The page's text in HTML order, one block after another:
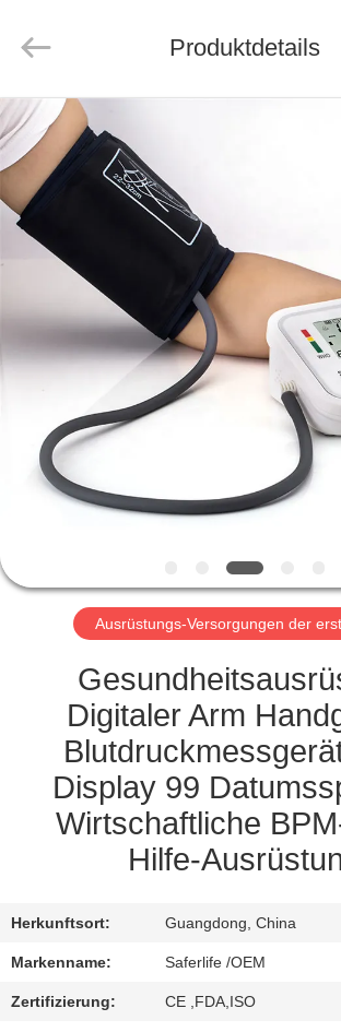
ZU
HAUSE
PRODUKTE
ÜBER
UNS
MIT
UNS
NEUIGKEITEN
RECHTSSACHEN
BITTE UM
EIN
ANGEBOT
SITEMAP
Ltd..
Produktdetails
Ausrüstungs-Versorgungen der
Digitaler Arm
Display 99
Wirtschaftliche
Hilfe-
Herkunftsort: Guangdong, China
Markenname: Saferlife /OEM
Zertifizierung: CE ,FDA,ISO